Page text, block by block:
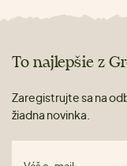
To najlepšie z
Zaregistrujte sa na
žiadna novinka.